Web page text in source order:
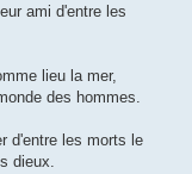
ami d'entre les
lieu la mer,
des hommes.
d'entre les morts le
dieux.